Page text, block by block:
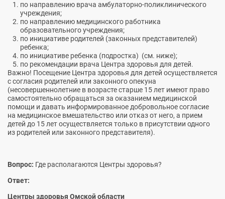
по направлению врача амбулаторно-поликлинического
учреждения;
по направлению медицинского работника
образовательного учреждения;
по инициативе родителей (законных представителей)
ребенка;
по инициативе ребенка (подростка) (см. ниже);
по рекомендации врача Центра здоровья для детей.
Важно! Посещение Центра здоровья для детей осуществляется
с согласия родителей или законного опекуна
(несовершеннолетние в возрасте старше 15 лет имеют право
самостоятельно обращаться за оказанием медицинской
помощи и давать информированное добровольное согласие
на медицинское вмешательство или отказ от него, а прием
детей до 15 лет осуществляется только в присутствии одного
из родителей или законного представителя).
Вопрос: Где располагаются Центры здоровья?
Ответ:
Центры здоровья Омской области